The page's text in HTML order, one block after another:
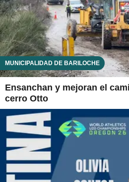
MUNICIPALIDAD DE BARILOCHE
Ensanchan y mejoran el
cerro Otto